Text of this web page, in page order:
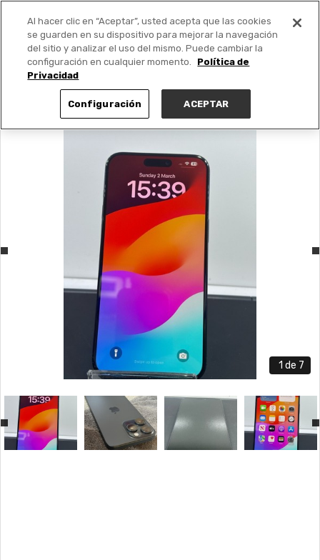
PUBLICA GRATIS +
1 de 7
Al hacer clic en “Aceptar”, usted acepta que las cookies
se guarden en su dispositivo para mejorar la navegación
del sitio y analizar el uso del mismo. Puede cambiar la
configuración en cualquier momento.
Política de
Privacidad
Configuración ACEPTAR